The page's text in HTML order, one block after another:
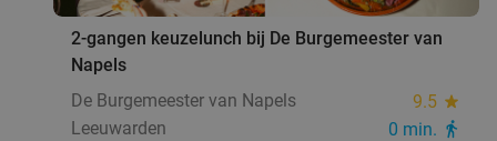
2-gangen keuzelunch bij De Burgemeester van
Napels
De Burgemeester van Napels
9.5 star
Leeuwarden 0 min. directions_walk